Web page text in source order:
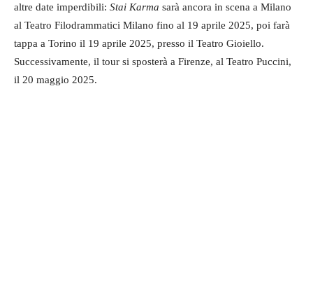
altre date imperdibili: Stai Karma sarà ancora in scena a Milano
al Teatro Filodrammatici Milano fino al 19 aprile 2025, poi farà
tappa a Torino il 19 aprile 2025, presso il Teatro Gioiello.
Successivamente, il tour si sposterà a Firenze, al Teatro Puccini,
il 20 maggio 2025.